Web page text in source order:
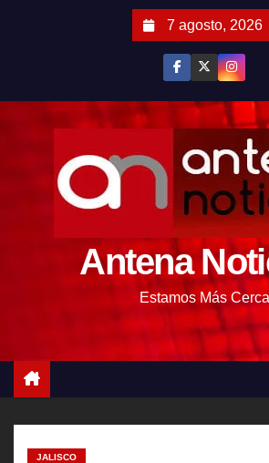
7 agosto, 2026
Antena
Estamos Más Cerca
JALISCO